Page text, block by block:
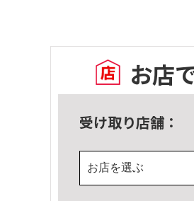
お店
受け取り店舗：
お店を選ぶ